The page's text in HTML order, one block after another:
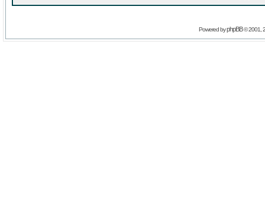
Powered byphpBB© 2001,